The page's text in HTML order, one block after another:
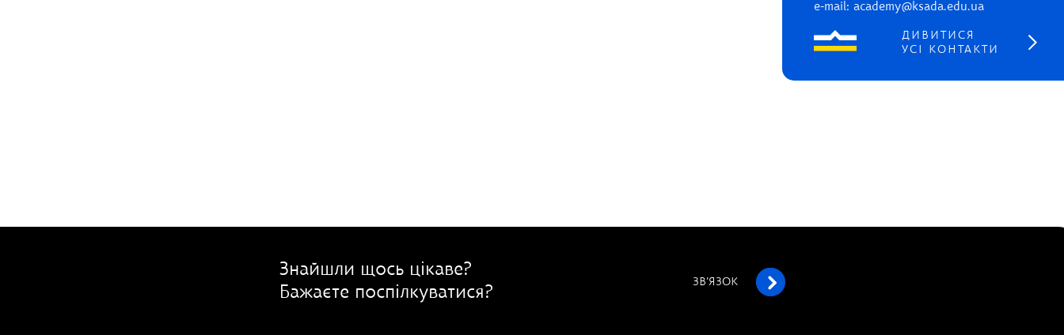
e-mail: academy@ksada.edu.ua
ДИВИТИСЯ
УСІ КОНТАКТИ
Знайшли щось цікаве?
Бажаєте поспілкуватися?
ЗВ’ЯЗОК